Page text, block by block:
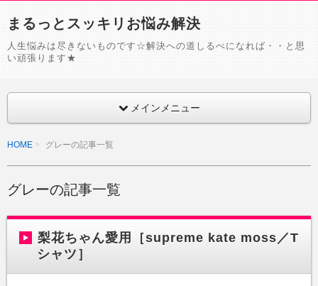
まるっとスッキリお悩み解決
人生悩みは尽きないものです☆解決への道しるべになれば・・と思
い頑張ります★
メインメニュー
HOME グレーの記事一覧
グレーの記事一覧
梨花ちゃん愛用［supreme kate moss／T
シャツ］